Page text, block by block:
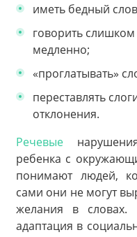
иметь бедный
говорить
медленно;
«проглатывать»
переставлять
отклонения.
Речевые
ребенка с
понимают людей,
сами они не могут
желания в словах.
адаптация в